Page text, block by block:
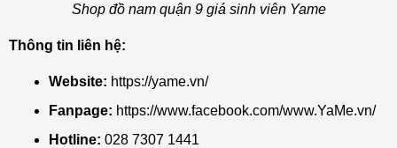
Shop đồ nam quận 9 giá sinh viên Yame
Thông tin liên hệ:
Website: https://yame.vn/
Fanpage: https://www.facebook.com/www.YaMe.vn/
Hotline: 028 7307 1441